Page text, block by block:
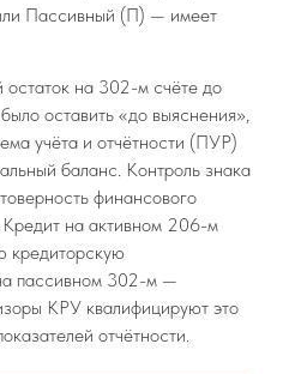
Пассивный (П) — имеет
остаток на 302-м счёте до
оставить «до выяснения»,
учёта и отчётности (ПУР)
баланс. Контроль знака
финансового
Кредит на активном 206-м
кредиторскую
пассивном 302-м —
КРУ квалифицируют это
отчётности.